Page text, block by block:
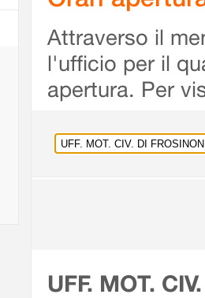
Attraverso il
l'ufficio per il
apertura. Per
UFF. MOT.